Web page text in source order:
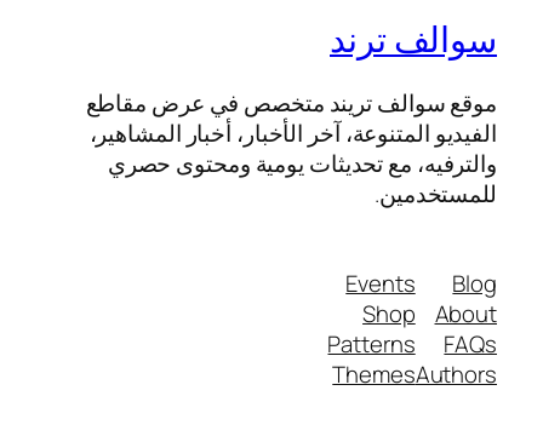
سوالف ترند
موقع سوالف تريند متخصص في عرض مقاطع
الفيديو المتنوعة، آخر الأخبار، أخبار المشاهير،
والترفيه، مع تحديثات يومية ومحتوى حصري
للمستخدمين.
Blog
About
FAQs
Authors
Events
Shop
Patterns
Themes